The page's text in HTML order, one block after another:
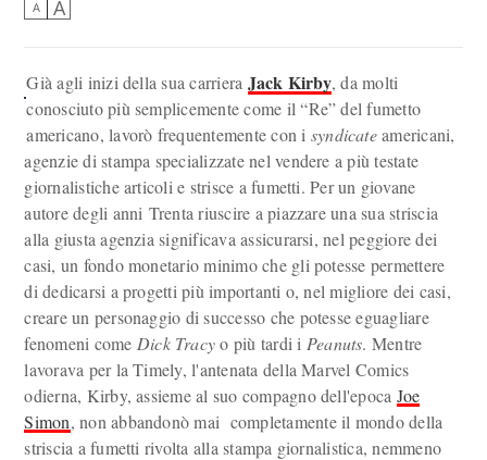
A A
Già agli inizi della sua carriera Jack Kirby, da molti
conosciuto più semplicemente come il “Re” del fumetto
americano, lavorò frequentemente con i syndicateamericani,
agenzie di stampa specializzate nel vendere a più testate
giornalistiche articoli e strisce a fumetti. Per un giovane
autore degli anni Trenta riuscire a piazzare una sua striscia
alla giusta agenzia significava assicurarsi, nel peggiore dei
casi, un fondo monetario minimo che gli potesse permettere
di dedicarsi a progetti più importanti o, nel migliore dei casi,
creare un personaggio di successo che potesse eguagliare
fenomeni come Dick Tracyo più tardi i Peanuts. Mentre
lavorava per la Timely, l'antenata della Marvel Comics
odierna, Kirby, assieme al suo compagno dell'epoca Joe
Simon, non abbandonò mai completamente il mondo della
striscia a fumetti rivolta alla stampa giornalistica, nemmeno